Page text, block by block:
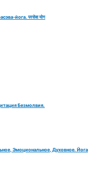
йога. परसेवा योग
Безмолвия.
Эмоциональное, Духовное. Йога